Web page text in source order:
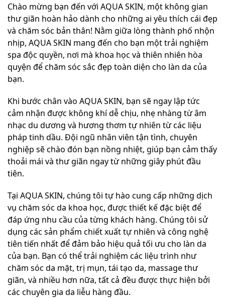
Chào mừng bạn đến với AQUA SKIN, một không gian
thư giãn hoàn hảo dành cho những ai yêu thích cái đẹp
và chăm sóc bản thân! Nằm giữa lòng thành phố nhộn
nhịp, AQUA SKIN mang đến cho bạn một trải nghiệm
spa độc quyền, nơi mà khoa học và thiên nhiên hòa
quyện để chăm sóc sắc đẹp toàn diện cho làn da của
bạn.
Khi bước chân vào AQUA SKIN, bạn sẽ ngay lập tức
cảm nhận được không khí dễ chịu, nhẹ nhàng từ âm
nhạc du dương và hương thơm tự nhiên từ các liệu
pháp tinh dầu. Đội ngũ nhân viên tận tình, chuyên
nghiệp sẽ chào đón bạn nồng nhiệt, giúp bạn cảm thấy
thoải mái và thư giãn ngay từ những giây phút đầu
tiên.
Tại AQUA SKIN, chúng tôi tự hào cung cấp những dịch
vụ chăm sóc da khoa học, được thiết kế đặc biệt để
đáp ứng nhu cầu của từng khách hàng. Chúng tôi sử
dụng các sản phẩm chiết xuất tự nhiên và công nghệ
tiên tiến nhất để đảm bảo hiệu quả tối ưu cho làn da
của bạn. Bạn có thể trải nghiệm các liệu trình như
chăm sóc da mặt, trị mụn, tái tạo da, massage thư
giãn, và nhiều hơn nữa, tất cả đều được thực hiện bởi
các chuyên gia da liễu hàng đầu.